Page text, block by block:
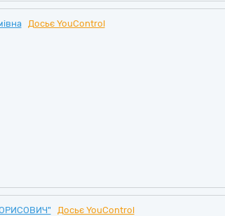
Досьє YouControl
Досьє YouControl